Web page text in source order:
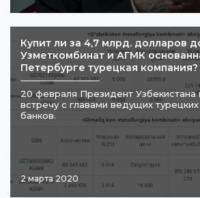
​Купит ли за 4,7 млрд. долларов
Узметкомбинат и АГМК
Петербурге турецкая компания?
20 февраля Президент Узбекистана
встречу с главами ведущих
банков.
2 марта 2020